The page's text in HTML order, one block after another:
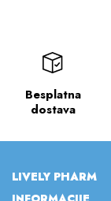
Besplatna
dostava
LIVELY PHARM